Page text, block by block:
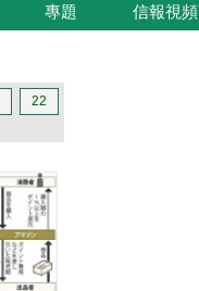
專題 信報視頻
22